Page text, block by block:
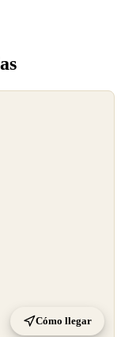
Cómo llegar